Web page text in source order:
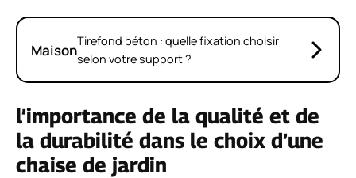
MaisonTirefond béton : quelle fixation choisir
selon votre support ?
l’importance de la qualité et de
la durabilité dans le choix d’une
chaise de jardin